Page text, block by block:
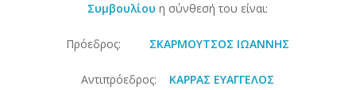
Συμβουλίου η σύνθεσή του είναι:
Πρόεδρος: ΣΚΑΡΜΟΥΤΣΟΣ ΙΩΑΝΝΗΣ
Αντιπρόεδρος: ΚΑΡΡΑΣ ΕΥΑΓΓΕΛΟΣ